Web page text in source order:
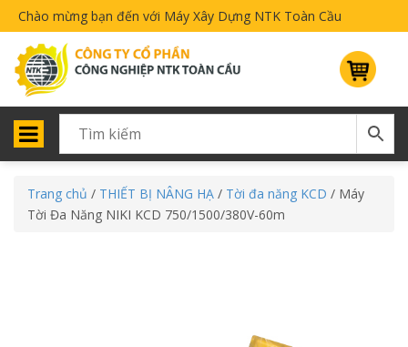
Chào mừng bạn đến với Máy Xây Dựng NTK Toàn Cầu
Trang chủ / THIẾT BỊ NÂNG HẠ / Tời đa năng KCD / Máy
Tời Đa Năng NIKI KCD 750/1500/380V-60m